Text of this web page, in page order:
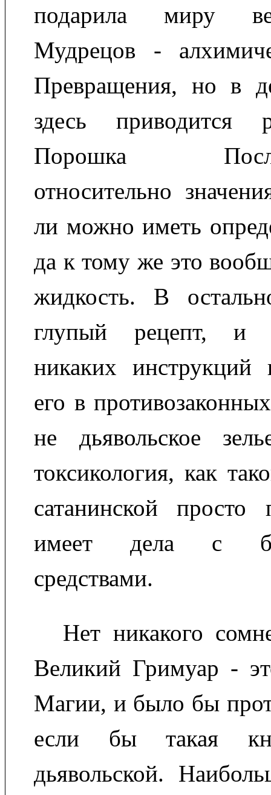
подарила миру
Мудрецов -
Превращения, но в
здесь приводится
Порошка
относительно
ли можно иметь
да к тому же это
жидкость. В
глупый рецепт, и
никаких
его в
не дьявольское
токсикология, как
сатанинской
имеет дела с
средствами.
Нет никакого
Великий Гримуар -
Магии, и было бы
если бы такая
дьявольской.